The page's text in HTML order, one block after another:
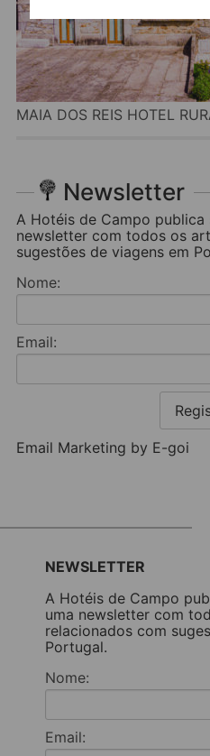
MAIA DOS REIS HOTEL
Newsletter
A Hotéis de Campo publica
newsletter com todos os
sugestões de viagens em
Nome:
Email:
Email Marketing by E-goi
NEWSLETTER
A Hotéis de Campo
uma newsletter com
relacionados com
Portugal.
Nome:
Email: